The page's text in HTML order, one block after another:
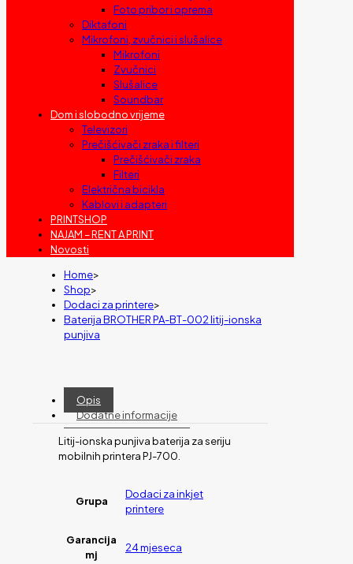
Foto pribor i oprema
Diktafoni
Mikrofoni, zvučnici i slušalice
Mikrofoni
Zvučnici
Slušalice
Soundbar
Dom i slobodno vrijeme
Televizori
Prečišćivači zraka i filteri
Prečišćivači zraka
Filteri
Električna bicikla
Kablovi i adapteri
PRINTSHOP
NAJAM – RENT A PRINT
Novosti
Home>
Shop>
Dodaci za printere>
Baterija BROTHER PA-BT-002 litij-ionska
punjiva
Opis
Dodatne informacije
Litij-ionska punjiva baterija za seriju
mobilnih printera PJ-700.
Grupa
Dodaci za inkjet
printere
Garancija
mj
24 mjeseca